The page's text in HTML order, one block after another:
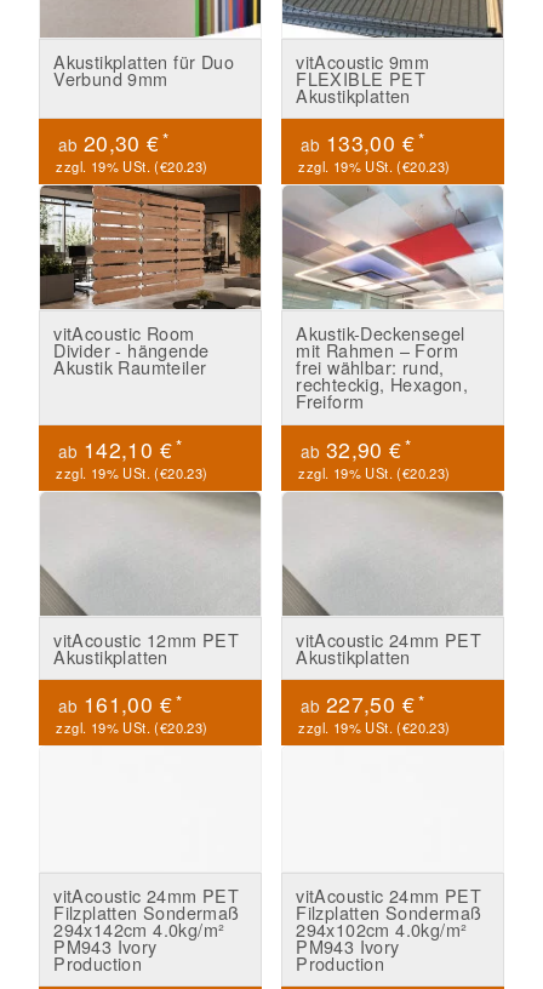
Akustikplatten für Duo
Verbund 9mm
ab 20,30 €*
zzgl. 19% USt. (€20.23)
vitAcoustic 9mm
FLEXIBLE PET
Akustikplatten
ab 133,00 €*
zzgl. 19% USt. (€20.23)
vitAcoustic Room
Divider - hängende
Akustik Raumteiler
ab 142,10 €*
zzgl. 19% USt. (€20.23)
Akustik-Deckensegel
mit Rahmen – Form
frei wählbar: rund,
rechteckig, Hexagon,
Freiform
ab 32,90 €*
zzgl. 19% USt. (€20.23)
vitAcoustic 12mm PET
Akustikplatten
ab 161,00 €*
zzgl. 19% USt. (€20.23)
vitAcoustic 24mm PET
Akustikplatten
ab 227,50 €*
zzgl. 19% USt. (€20.23)
vitAcoustic 24mm PET
Filzplatten Sondermaß
294x142cm 4.0kg/m²
PM943 Ivory
Production
vitAcoustic 24mm PET
Filzplatten Sondermaß
294x102cm 4.0kg/m²
PM943 Ivory
Production